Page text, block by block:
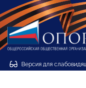
Версия для